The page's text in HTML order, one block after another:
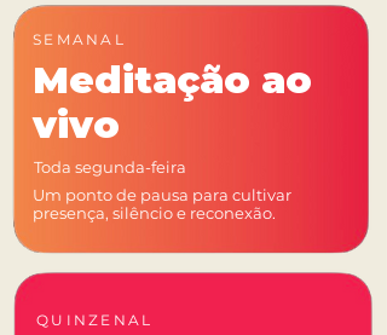
Meditação ao
vivo
SEMANAL
Toda segunda-feira
Um ponto de pausa para cultivar
presença, silêncio e reconexão.
QUINZENAL